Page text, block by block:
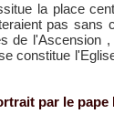
la place
pas sans
de l'Ascension
constitue
par le pape